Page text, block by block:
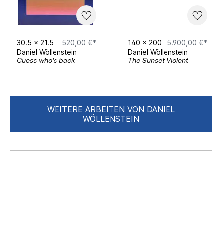
30.5 x 21.5
520,00 €*
Daniel Wöllenstein
Guess who's back
140 x 200
5.900,00 €*
Daniel Wöllenstein
The Sunset Violent
WEITERE ARBEITEN VON DANIEL
WÖLLENSTEIN